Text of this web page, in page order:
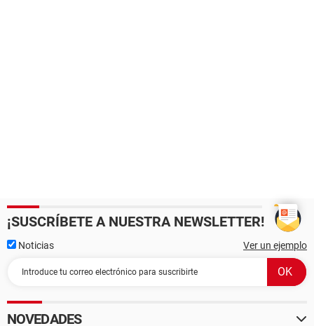
¡SUSCRÍBETE A NUESTRA NEWSLETTER!
Noticias Ver un ejemplo
NOVEDADES